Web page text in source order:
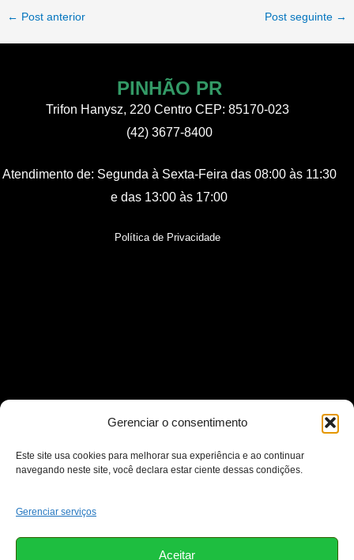
Gerenciar o consentimento
Este site usa cookies para melhorar sua experiência e ao continuar
navegando neste site, você declara estar ciente dessas condições.
Gerenciar serviços
Aceitar
Post
← Post anterior Post seguinte →
PINHÃO PR
Trifon Hanysz, 220 Centro CEP: 85170-023
(42) 3677-8400
Atendimento de: Segunda à Sexta-Feira das 08:00 às 11:30
e das 13:00 às 17:00
Política de Privacidade